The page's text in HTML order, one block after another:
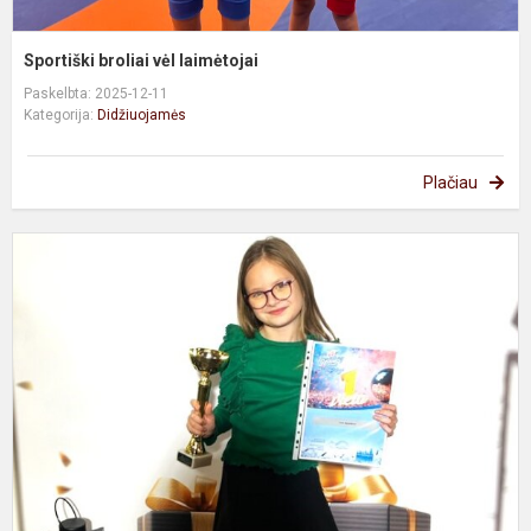
Sportiški broliai vėl laimėtojai
Paskelbta: 2025-12-11
Kategorija: Didžiuojamės
Plačiau